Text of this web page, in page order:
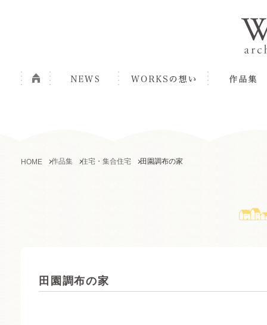
HOME 作品集 住宅・集合住宅 田園調布の家
田園調布の家